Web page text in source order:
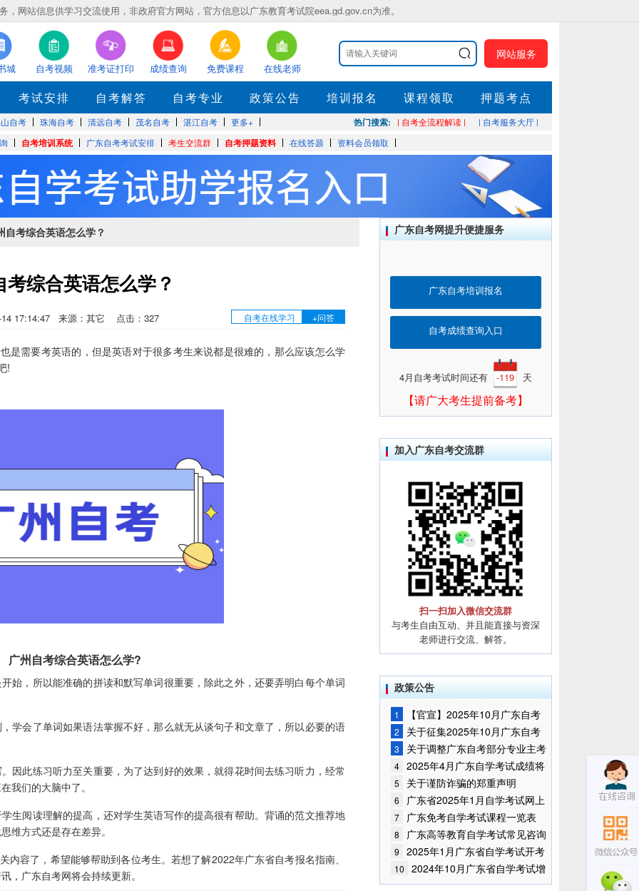
，网站信息供学习交流使用，非政府官方网站，官方信息以广东教育考试院eea.gd.gov.cn为准。
城 自考视频 准考证打印 成绩查询 免费课程 在线老师
网站服务
考试安排 自考解答 自考专业 政策公告 培训报名 课程领取 押题考点
自考 珠海自考 清远自考 茂名自考 湛江自考 更多+ 热门搜索: | 自考全流程解读 |
| 自考服务大厅 |
自考培训系统 广东自考考试安排 考生交流群 自考押题资料 在线答题 资料会员领取
自考综合英语怎么学？
考综合英语怎么学？
14 17:14:47 来源：其它 点击： 327 自考在线学习 +问答
需要考英语的，但是英语对于很多考生来说都是很难的，那么应该怎么学
!
自考综合英语怎么学?
，所以能准确的拼读和默写单词很重要，除此之外，还要弄明白每个单词
会了单词如果语法掌握不好，那么就无从谈句子和文章了，所以必要的语
此练习听力至关重要，为了达到好的效果，就得花时间去练习听力，经常
我们的大脑中了。
阅读理解的提高，还对学生英语写作的提高很有帮助。背诵的范文推荐地
维方式还是存在差异。
内容了，希望能够帮助到各位考生。若想了解2022年广东省自考报名指南、
，广东自考网将会持续更新。
广东自考网提升便捷服务
广东自考培训报名
自考成绩查询入口
4月自考考试时间还有 -119 天
【请广大考生提前备考】
加入广东自考交流群
扫一扫加入微信交流群
与考生自由互动、并且能直接与资深
老师进行交流、解答。
政策公告
1
【官宣】2025年10月广东自考
报名时间通知
2
关于征集2025年10月广东自考
增加开考停考专业部分课程意向的
通告
3
关于调整广东自考部分专业主考
学校的通知
4 2025年4月广东自学考试成绩将
于5月9日公布
5 关于谨防诈骗的郑重声明
6
广东省2025年1月自学考试网上
报名报考须知
7 广东免考自学考试课程一览表
8
广东高等教育自学考试常见咨询
问题
9
2025年1月广东省自学考试开考
课程考试时间安排和使用教材的通
知
10
2024年10月广东省自学考试增
加一门开考课程的通告